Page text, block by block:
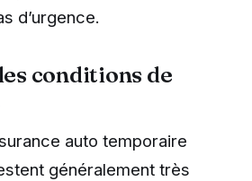
d’urgence.
conditions de
auto temporaire
généralement très